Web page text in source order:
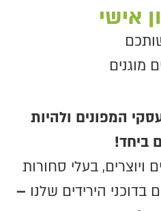
אישי
מוגנים
המפונים ולהיות
ביחד!
ויוצרים, בעלי סחורות
הירידים שלנו –